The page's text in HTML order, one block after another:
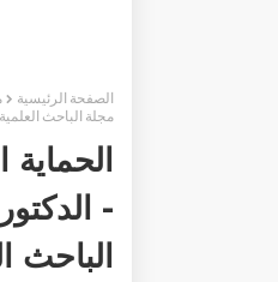
الصفحة الرئيسية
مجلة الباحث
الحماية
الباحث